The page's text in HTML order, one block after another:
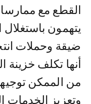
القطع مع
يتهمون
ضيقة وحملات
أنها تكلف خزينة
من الممكن
وتعزيز الخدمات